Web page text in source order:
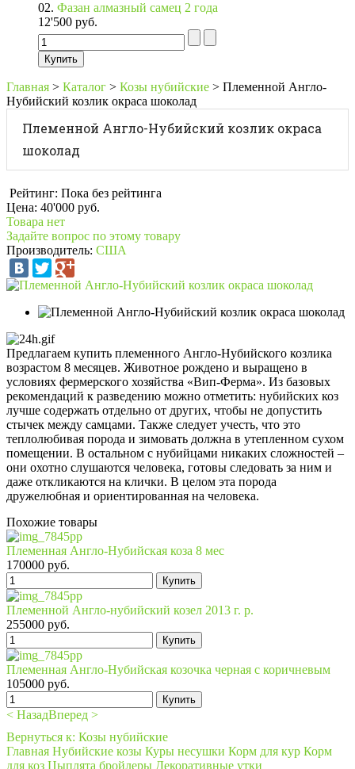
02. Фазан алмазный самец 2 года
12'500 руб.
Главная > Каталог > Козы нубийские > Племенной Англо-
Нубийский козлик окраса шоколад
Племенной Англо-Нубийский козлик окраса
шоколад
Рейтинг: Пока без рейтинга
Цена: 40'000 руб.
Товара нет
Задайте вопрос по этому товару
Производитель: США
Предлагаем купить племенного Англо-Нубийского козлика
возрастом 8 месяцев. Животное рождено и выращено в
условиях фермерского хозяйства «Вип-Ферма». Из базовых
рекомендаций к разведению можно отметить: нубийских коз
лучше содержать отдельно от других, чтобы не допустить
стычек между самцами. Также следует учесть, что это
теплолюбивая порода и зимовать должна в утепленном сухом
помещении. В остальном с нубийцами никаких сложностей –
они охотно слушаются человека, готовы следовать за ним и
даже откликаются на клички. В целом эта порода
дружелюбная и ориентированная на человека.
Похожие товары
Племенная Англо-Нубийская коза 8 мес
170000 руб.
Племенной Англо-нубийский козел 2013 г. р.
255000 руб.
Племенная Англо-Нубийская козочка черная с коричневым
105000 руб.
< НазадВперед >
Вернуться к: Козы нубийские
Главная Нубийские козы Куры несушки Корм для кур Корм
для коз Цыплята бройлеры Декоративные утки